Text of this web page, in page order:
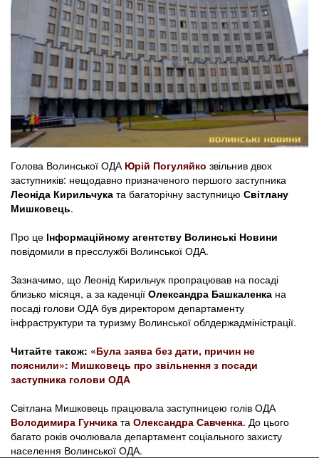
Голова Волинської ОДА Юрій Погуляйко звільнив двох
заступників: нещодавно призначеного першого заступника
Леоніда Кирильчука та багаторічну заступницю Світлану
Мишковець.
Про це Інформаційному агентству Волинські Новини
повідомили в пресслужбі Волинської ОДА.
Зазначимо, що Леонід Кирильчук пропрацював на посаді
близько місяця, а за каденції Олександра Башкаленка на
посаді голови ОДА був директором департаменту
інфраструктури та туризму Волинської облдержадміністрації.
Читайте також: «Була заява без дати, причин не
пояснили»: Мишковець про звільнення з посади
заступника голови ОДА
Світлана Мишковець працювала заступницею голів ОДА
Володимира Гунчика та Олександра Савченка. До цього
багато років очолювала департамент соціального захисту
населення Волинської ОДА.